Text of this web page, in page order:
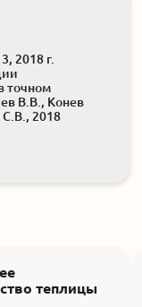
2018 г.
точном
В.В., Конев
2018
теплицы